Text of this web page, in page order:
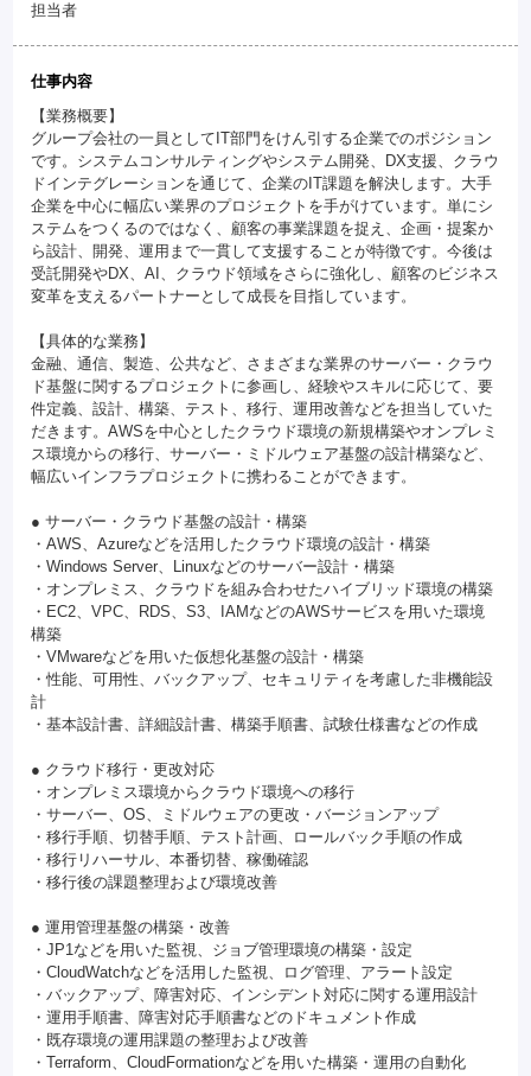
担当者
仕事内容
【業務概要】
グループ会社の一員としてIT部門をけん引する企業でのポジション
です。システムコンサルティングやシステム開発、DX支援、クラウ
ドインテグレーションを通じて、企業のIT課題を解決します。大手
企業を中心に幅広い業界のプロジェクトを手がけています。単にシ
ステムをつくるのではなく、顧客の事業課題を捉え、企画・提案か
ら設計、開発、運用まで一貫して支援することが特徴です。今後は
受託開発やDX、AI、クラウド領域をさらに強化し、顧客のビジネス
変革を支えるパートナーとして成長を目指しています。
【具体的な業務】
金融、通信、製造、公共など、さまざまな業界のサーバー・クラウ
ド基盤に関するプロジェクトに参画し、経験やスキルに応じて、要
件定義、設計、構築、テスト、移行、運用改善などを担当していた
だきます。AWSを中心としたクラウド環境の新規構築やオンプレミ
ス環境からの移行、サーバー・ミドルウェア基盤の設計構築など、
幅広いインフラプロジェクトに携わることができます。
● サーバー・クラウド基盤の設計・構築
・AWS、Azureなどを活用したクラウド環境の設計・構築
・Windows Server、Linuxなどのサーバー設計・構築
・オンプレミス、クラウドを組み合わせたハイブリッド環境の構築
・EC2、VPC、RDS、S3、IAMなどのAWSサービスを用いた環境
構築
・VMwareなどを用いた仮想化基盤の設計・構築
・性能、可用性、バックアップ、セキュリティを考慮した非機能設
計
・基本設計書、詳細設計書、構築手順書、試験仕様書などの作成
● クラウド移行・更改対応
・オンプレミス環境からクラウド環境への移行
・サーバー、OS、ミドルウェアの更改・バージョンアップ
・移行手順、切替手順、テスト計画、ロールバック手順の作成
・移行リハーサル、本番切替、稼働確認
・移行後の課題整理および環境改善
● 運用管理基盤の構築・改善
・JP1などを用いた監視、ジョブ管理環境の構築・設定
・CloudWatchなどを活用した監視、ログ管理、アラート設定
・バックアップ、障害対応、インシデント対応に関する運用設計
・運用手順書、障害対応手順書などのドキュメント作成
・既存環境の運用課題の整理および改善
・Terraform、CloudFormationなどを用いた構築・運用の自動化